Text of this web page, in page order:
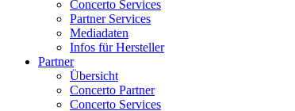
Concerto Services
Partner Services
Mediadaten
Infos für Hersteller
Partner
Übersicht
Concerto Partner
Concerto Services